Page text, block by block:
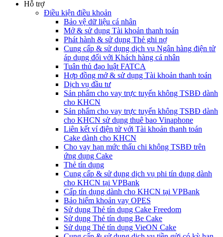
Hỗ trợ
Điều kiện điều khoản
Bảo vệ dữ liệu cá nhân
Mở & sử dụng Tài khoản thanh toán
Phát hành & sử dụng Thẻ ghi nợ
Cung cấp & sử dụng dịch vụ Ngân hàng điện tử
áp dụng đối với Khách hàng cá nhân
Tuân thủ đạo luật FATCA
Hợp đồng mở & sử dụng Tài khoản thanh toán
Dịch vụ đầu tư
Sản phẩm cho vay trực tuyến không TSBĐ dành
cho KHCN
Sản phẩm cho vay trực tuyến không TSBĐ dành
cho KHCN sử dụng thuê bao Vinaphone
Liên kết ví điện tử với Tài khoản thanh toán
Cake dành cho KHCN
Cho vay hạn mức thấu chi không TSBĐ trên
ứng dụng Cake
Thẻ tín dụng
Cung cấp & sử dụng dịch vụ phi tín dụng dành
cho KHCN tại VPBank
Cấp tín dụng dành cho KHCN tại VPBank
Bảo hiểm khoản vay OPES
Sử dụng Thẻ tín dụng Cake Freedom
Sử dụng Thẻ tín dụng Be Cake
Sử dụng Thẻ tín dụng VieON Cake